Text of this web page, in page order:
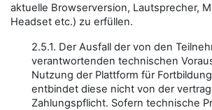
aktuelle Browserversion, Lautsprecher,
Headset etc.) zu erfüllen.
2.5.1. Der Ausfall der von den
verantwortenden technischen
Nutzung der Plattform für
entbindet diese nicht von der
Zahlungspflicht. Sofern technische